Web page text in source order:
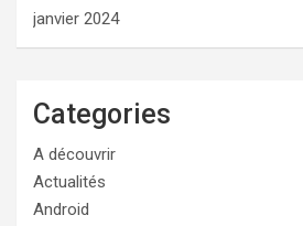
janvier 2024
Categories
A découvrir
Actualités
Android